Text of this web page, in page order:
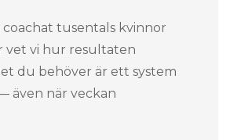
tusentals kvinnor
vet vi hur resultaten
du behöver är ett system
även när veckan